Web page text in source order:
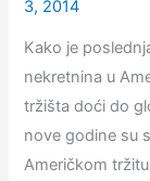
3, 2014
Kako je
nekretnina u
tržišta doći do
nove godine su
Američkom